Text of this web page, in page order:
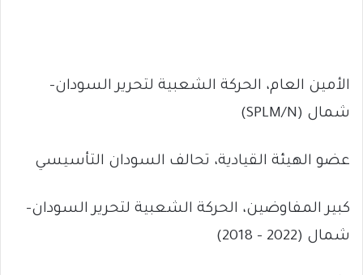
الأمين العام، الحركة الشعبية لتحرير السودان-
شمال (SPLM/N)
عضو الهيئة القيادية، تحالف السودان التأسيسي
كبير المفاوضين، الحركة الشعبية لتحرير السودان-
شمال (2022 – 2018)